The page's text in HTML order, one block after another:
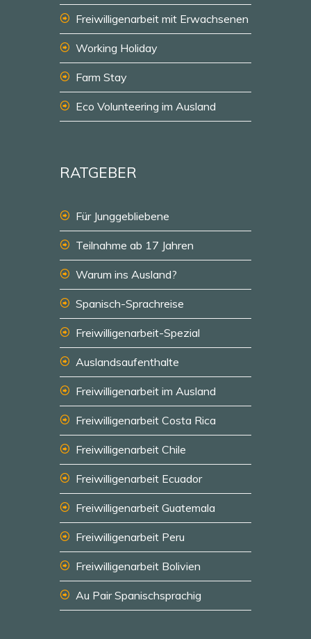
Freiwilligenarbeit mit Erwachsenen
Working Holiday
Farm Stay
Eco Volunteering im Ausland
RATGEBER
Für Junggebliebene
Teilnahme ab 17 Jahren
Warum ins Ausland?
Spanisch-Sprachreise
Freiwilligenarbeit-Spezial
Auslandsaufenthalte
Freiwilligenarbeit im Ausland
Freiwilligenarbeit Costa Rica
Freiwilligenarbeit Chile
Freiwilligenarbeit Ecuador
Freiwilligenarbeit Guatemala
Freiwilligenarbeit Peru
Freiwilligenarbeit Bolivien
Au Pair Spanischsprachig